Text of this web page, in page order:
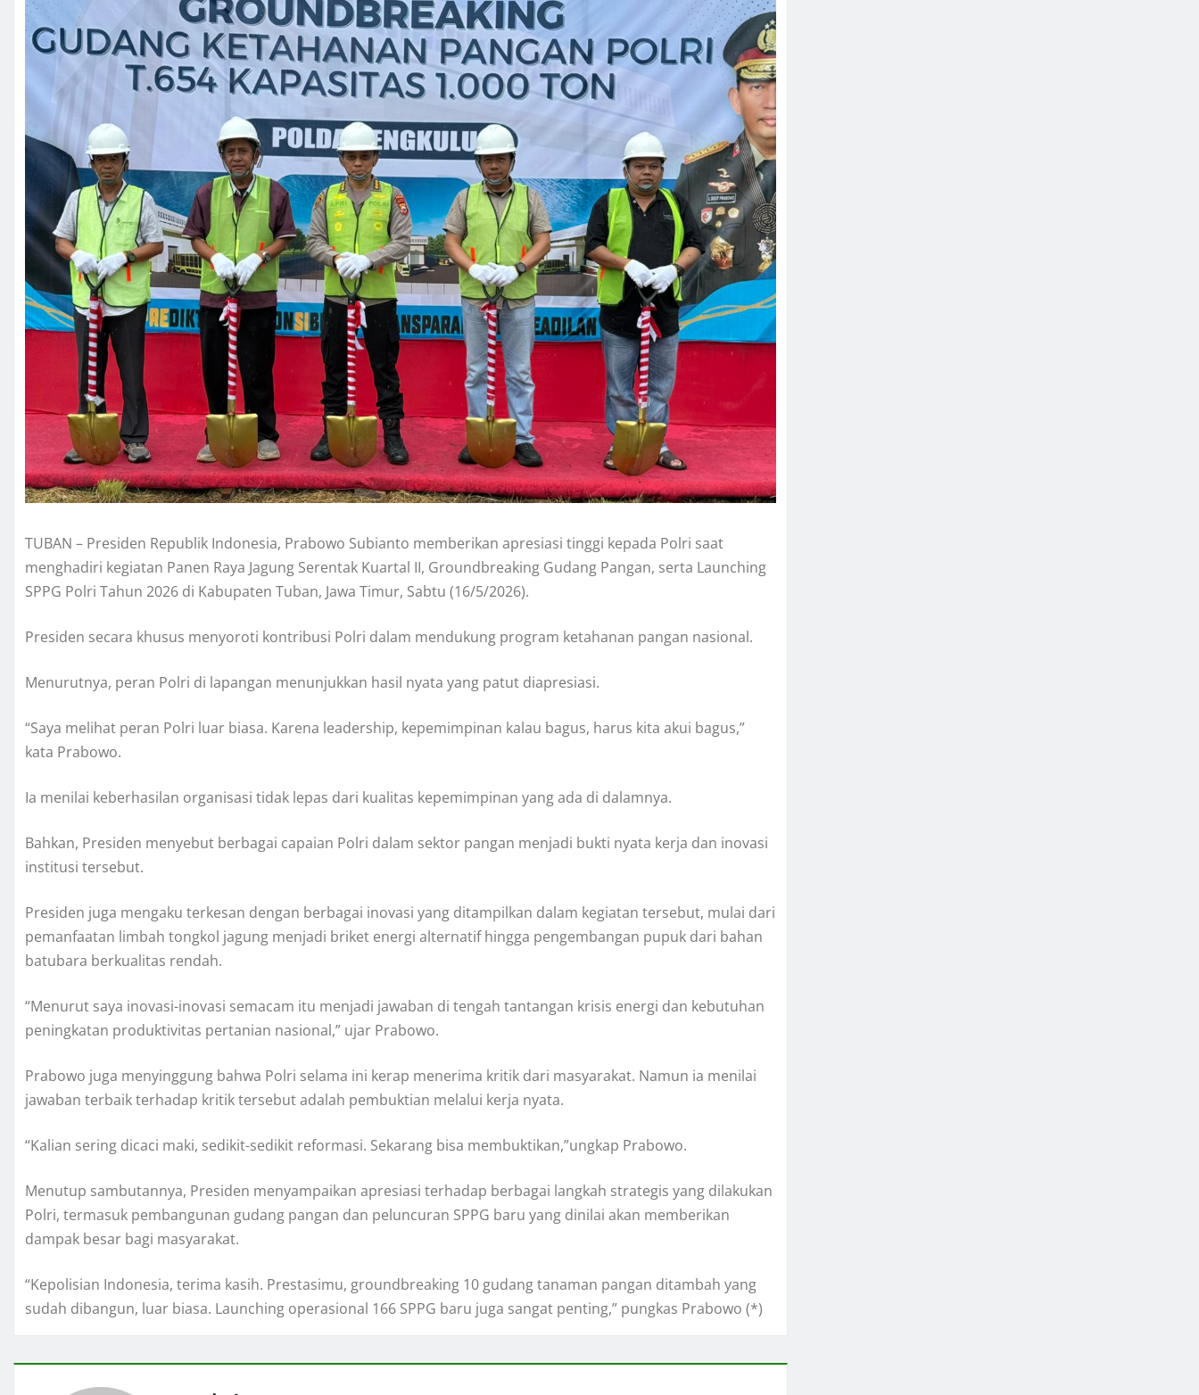
TUBAN – Presiden Republik Indonesia, Prabowo Subianto memberikan apresiasi tinggi kepada Polri saat
menghadiri kegiatan Panen Raya Jagung Serentak Kuartal II, Groundbreaking Gudang Pangan, serta Launching
SPPG Polri Tahun 2026 di Kabupaten Tuban, Jawa Timur, Sabtu (16/5/2026).
Presiden secara khusus menyoroti kontribusi Polri dalam mendukung program ketahanan pangan nasional.
Menurutnya, peran Polri di lapangan menunjukkan hasil nyata yang patut diapresiasi.
“Saya melihat peran Polri luar biasa. Karena leadership, kepemimpinan kalau bagus, harus kita akui bagus,”
kata Prabowo.
Ia menilai keberhasilan organisasi tidak lepas dari kualitas kepemimpinan yang ada di dalamnya.
Bahkan, Presiden menyebut berbagai capaian Polri dalam sektor pangan menjadi bukti nyata kerja dan inovasi
institusi tersebut.
Presiden juga mengaku terkesan dengan berbagai inovasi yang ditampilkan dalam kegiatan tersebut, mulai dari
pemanfaatan limbah tongkol jagung menjadi briket energi alternatif hingga pengembangan pupuk dari bahan
batubara berkualitas rendah.
“Menurut saya inovasi-inovasi semacam itu menjadi jawaban di tengah tantangan krisis energi dan kebutuhan
peningkatan produktivitas pertanian nasional,” ujar Prabowo.
Prabowo juga menyinggung bahwa Polri selama ini kerap menerima kritik dari masyarakat. Namun ia menilai
jawaban terbaik terhadap kritik tersebut adalah pembuktian melalui kerja nyata.
“Kalian sering dicaci maki, sedikit-sedikit reformasi. Sekarang bisa membuktikan,”ungkap Prabowo.
Menutup sambutannya, Presiden menyampaikan apresiasi terhadap berbagai langkah strategis yang dilakukan
Polri, termasuk pembangunan gudang pangan dan peluncuran SPPG baru yang dinilai akan memberikan
dampak besar bagi masyarakat.
“Kepolisian Indonesia, terima kasih. Prestasimu, groundbreaking 10 gudang tanaman pangan ditambah yang
sudah dibangun, luar biasa. Launching operasional 166 SPPG baru juga sangat penting,” pungkas Prabowo (*)